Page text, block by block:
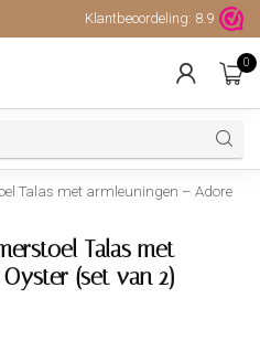
Hoge kwaliteit, uitstekende
Klantbeoordeling: 8.9
0
Talas met armleuningen – Adore
Talas met
(set van 2)